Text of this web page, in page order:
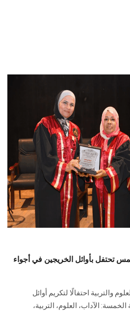
تحتفل بأوائل الخريجين في أجواء
والتربية احتفالًا لتكريم أوائل
الآداب، العلوم، التربية،